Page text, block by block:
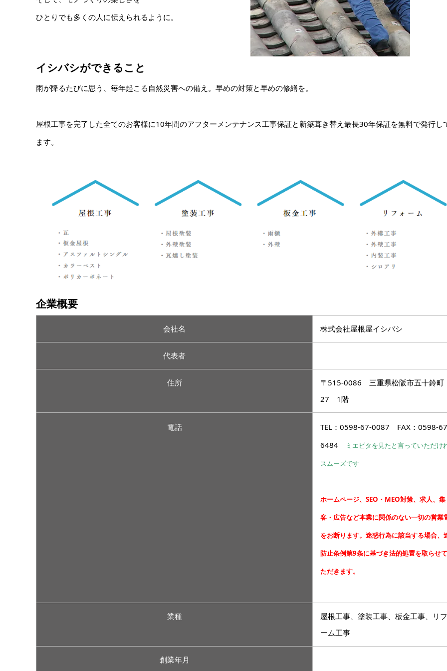
ひとりでも多くの人に伝えられるように。
イシバシができること
雨が降るたびに思う、毎年起こる自然災害への備え。​早めの対策と早めの修繕を。
屋根工事を完了した全てのお客様に10年間のアフターメンテナンス工事保証と新築葺き替え最長30年保証を無料で発行し
ます。
企業概要
会社名 株式会社屋根屋イシバシ
代表者
住所
〒515-0086 三重県松阪市五十鈴町
27 1階
電話
TEL：0598-67-0087 FAX：0598-
6484
ミエピタを見たと言っていただけ
スムーズです
ホームページ、SEO・MEO対策、求人、集
客・広告など本業に関係のない一切の営業
をお断ります。迷惑行為に該当する場合、
防止条例第9条に基づき法的処置を取らせ
ただきます。
業種
屋根工事、塗装工事、板金工事、リ
ーム工事
創業年月